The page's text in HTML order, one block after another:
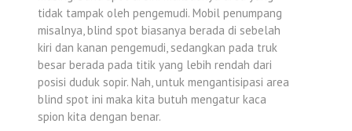
tidak tampak oleh pengemudi. Mobil penumpang
misalnya, blind spot biasanya berada di sebelah
kiri dan kanan pengemudi, sedangkan pada truk
besar berada pada titik yang lebih rendah dari
posisi duduk sopir. Nah, untuk mengantisipasi area
blind spot ini maka kita butuh mengatur kaca
spion kita dengan benar.